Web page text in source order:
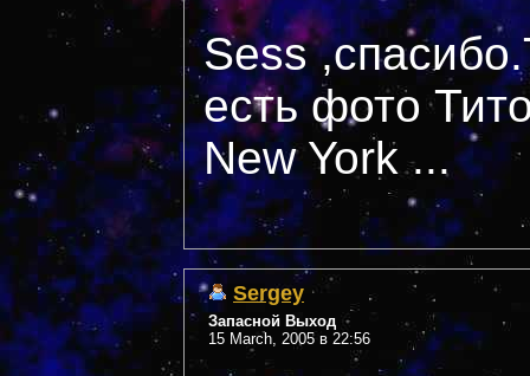
Sess
есть фото
New York ...
Sergey
Запасной Выход
15 March, 2005 в 22:56